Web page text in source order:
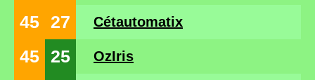
45 27 Cétautomatix
45 25 OzIris